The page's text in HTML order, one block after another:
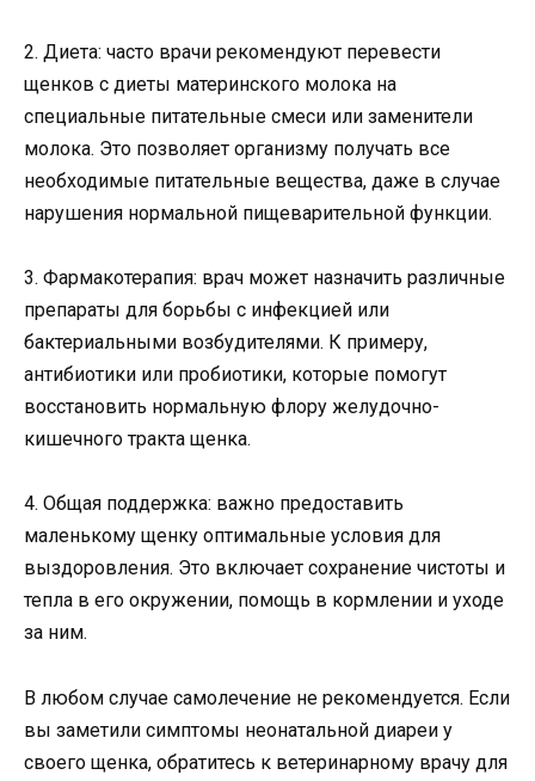
2. Диета: часто врачи рекомендуют перевести
щенков с диеты материнского молока на
специальные питательные смеси или заменители
молока. Это позволяет организму получать все
необходимые питательные вещества, даже в случае
нарушения нормальной пищеварительной функции.
3. Фармакотерапия: врач может назначить различные
препараты для борьбы с инфекцией или
бактериальными возбудителями. К примеру,
антибиотики или пробиотики, которые помогут
восстановить нормальную флору желудочно-
кишечного тракта щенка.
4. Общая поддержка: важно предоставить
маленькому щенку оптимальные условия для
выздоровления. Это включает сохранение чистоты и
тепла в его окружении, помощь в кормлении и уходе
за ним.
В любом случае самолечение не рекомендуется. Если
вы заметили симптомы неонатальной диареи у
своего щенка, обратитесь к ветеринарному врачу для